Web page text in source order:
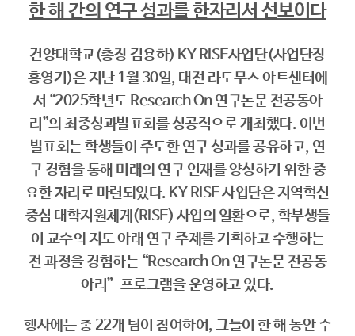
한 해 간의 연구 성과를 한자리서 선보이다
건양대학교(총장 김용하) KY RISE사업단(사업단장
홍영기)은 지난 1월 30일, 대전 라도무스 아트센터에
서 “2025학년도 Research On 연구논문 전공동아
리”의 최종성과발표회를 성공적으로 개최했다. 이번
발표회는 학생들이 주도한 연구 성과를 공유하고, 연
구 경험을 통해 미래의 연구 인재를 양성하기 위한 중
요한 자리로 마련되었다. KY RISE 사업단은 지역혁신
중심 대학지원체계(RISE) 사업의 일환으로, 학부생들
이 교수의 지도 아래 연구 주제를 기획하고 수행하는
전 과정을 경험하는 “Research On 연구논문 전공동
아리” 프로그램을 운영하고 있다.
행사에는 총 22개 팀이 참여하여, 그들이 한 해 동안 수